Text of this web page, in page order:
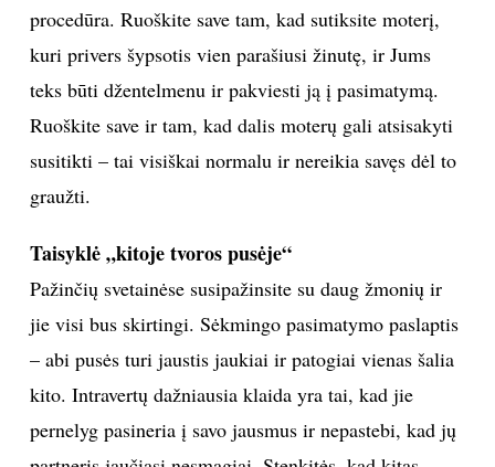
procedūra. Ruoškite save tam, kad sutiksite moterį,
kuri privers šypsotis vien parašiusi žinutę, ir Jums
teks būti džentelmenu ir pakviesti ją į pasimatymą.
Ruoškite save ir tam, kad dalis moterų gali atsisakyti
susitikti – tai visiškai normalu ir nereikia savęs dėl to
graužti.
Taisyklė „kitoje tvoros pusėje“
Pažinčių svetainėse susipažinsite su daug žmonių ir
jie visi bus skirtingi. Sėkmingo pasimatymo paslaptis
– abi pusės turi jaustis jaukiai ir patogiai vienas šalia
kito. Intravertų dažniausia klaida yra tai, kad jie
pernelyg pasineria į savo jausmus ir nepastebi, kad jų